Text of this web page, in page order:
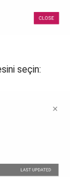
seçin: